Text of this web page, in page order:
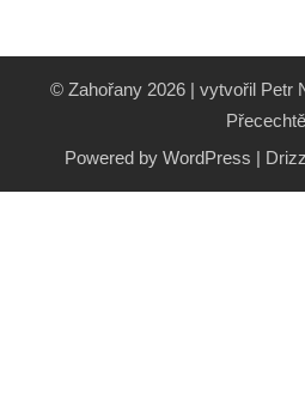
© Zahořany 2026 | vytvořil Petr
Powered by WordPress |